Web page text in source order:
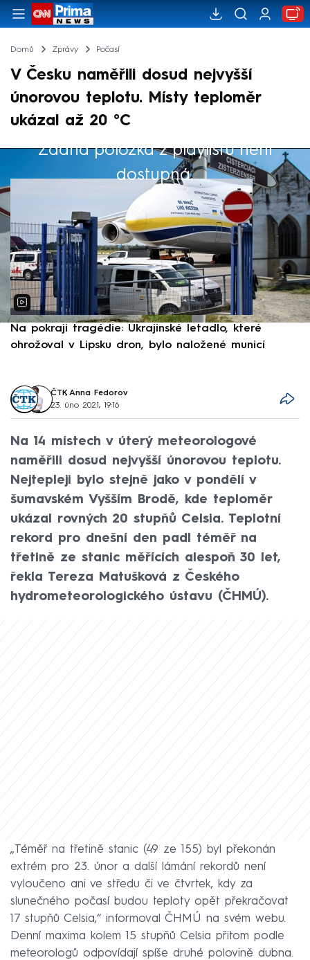
Domů Zprávy Počasí
V Česku naměřili dosud nejvyšší
únorovou teplotu. Místy teploměr
ukázal až 20 °C
Žádná položka z playlistu není
dostupná.
Výběr redakce
Na pokraji tragédie: Ukrajinské letadlo, které
ohrožoval v Lipsku dron, bylo naložené municí
ČTK, Anna Fedorov
23. úno 2021, 19:16
Na 14 místech v úterý meteorologové
naměřili dosud nejvyšší únorovou teplotu.
Nejtepleji bylo stejně jako v pondělí v
šumavském Vyšším Brodě, kde teploměr
ukázal rovných 20 stupňů Celsia. Teplotní
rekord pro dnešní den padl téměř na
třetině ze stanic měřících alespoň 30 let,
řekla Tereza Matušková z Českého
hydrometeorologického ústavu (ČHMÚ).
„Téměř na třetině stanic (49 ze 155) byl překonán
extrém pro 23. únor a další lámání rekordů není
vyloučeno ani ve středu či ve čtvrtek, kdy za
slunečného počasí budou teploty opět překračovat
17 stupňů Celsia,“ informoval ČHMÚ na svém webu.
Denní maxima kolem 15 stupňů Celsia přitom podle
meteorologů odpovídají spíše druhé polovině dubna.